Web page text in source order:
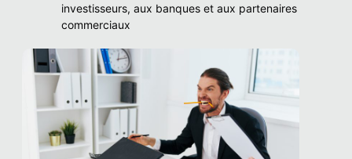
investisseurs, aux banques et aux partenaires
commerciaux